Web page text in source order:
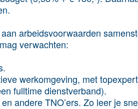
arbeidsvoorwaarden
verwachten:
werkomgeving, met
fulltime dienstverband).
andere TNO’ers. Zo leer je